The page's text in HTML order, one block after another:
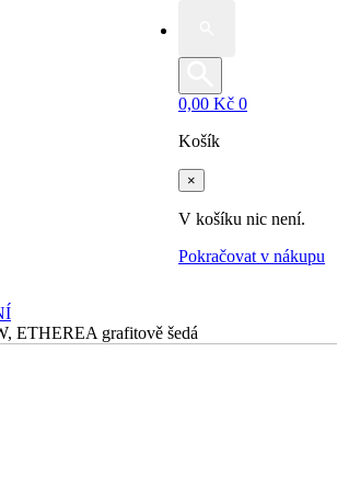
Search
0,00 Kč 0
Košík
×
V košíku nic není.
Pokračovat v nákupu
ETHEREA grafitově šedá